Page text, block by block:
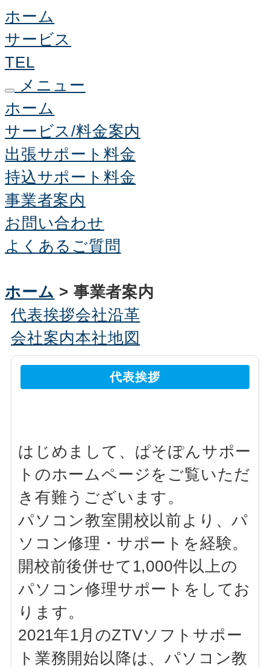
ホーム
サービス
TEL
メニュー
ホーム
サービス/料金案内
出張サポート料金
持込サポート料金
事業者案内
お問い合わせ
よくあるご質問
ホーム > 事業者案内
代表挨拶会社沿革
会社案内本社地図
代表挨拶
はじめまして、ぱそぽんサポー
トのホームページをご覧いただ
き有難うございます。
パソコン教室開校以前より、パ
ソコン修理・サポートを経験。
開校前後併せて1,000件以上の
パソコン修理サポートをしてお
ります。
2021年1月のZTVソフトサポー
ト業務開始以降は、パソコン教